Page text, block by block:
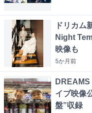
ドリカム
Night
映像も
5か月前
イブ映像
盤”収録